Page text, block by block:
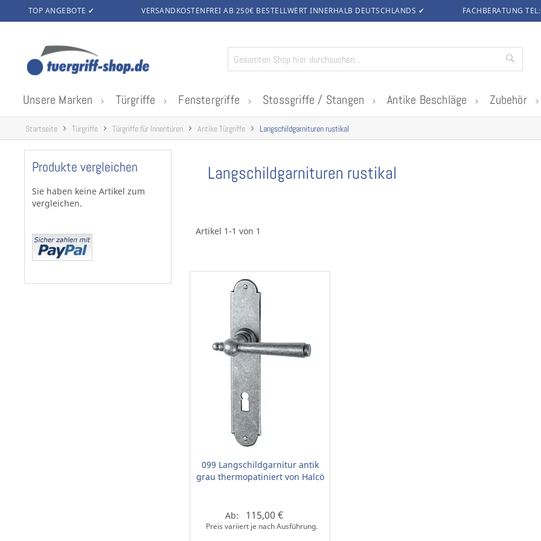
TOP ANGEBOTE ✔ VERSANDKOSTENFREI AB 250€ BESTELLWERT INNERHALB DEUTSCHLANDS ✔ FACHBERATUNG TEL:
Inhalt
springen
Suche
Unsere Marken Türgriffe Fenstergriffe Stossgriffe / Stangen Antike Beschläge Zubehör
Startseite Türgriffe Türgriffe für Innentüren Antike Türgriffe Langschildgarnituren rustikal
Langschildgarnituren rustikal
Artikel 1-1 von 1
099 Langschildgarnitur antik
grau thermopatiniert von Halcö
Ab: 115,00 €
Preis variiert je nach Ausführung.
Produkte vergleichen
Sie haben keine Artikel zum
vergleichen.